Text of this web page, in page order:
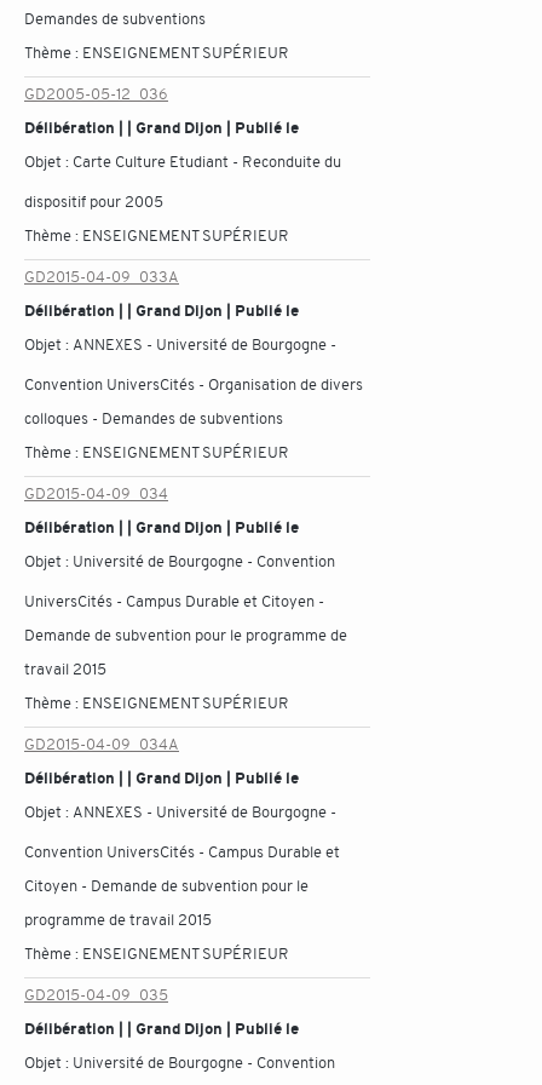
Demandes de subventions
Thème : ENSEIGNEMENT SUPÉRIEUR
GD2005-05-12_036
Délibération | | Grand Dijon | Publié le
Objet : Carte Culture Etudiant - Reconduite du
dispositif pour 2005
Thème : ENSEIGNEMENT SUPÉRIEUR
GD2015-04-09_033A
Délibération | | Grand Dijon | Publié le
Objet : ANNEXES - Université de Bourgogne -
Convention UniversCités - Organisation de divers
colloques - Demandes de subventions
Thème : ENSEIGNEMENT SUPÉRIEUR
GD2015-04-09_034
Délibération | | Grand Dijon | Publié le
Objet : Université de Bourgogne - Convention
UniversCités - Campus Durable et Citoyen -
Demande de subvention pour le programme de
travail 2015
Thème : ENSEIGNEMENT SUPÉRIEUR
GD2015-04-09_034A
Délibération | | Grand Dijon | Publié le
Objet : ANNEXES - Université de Bourgogne -
Convention UniversCités - Campus Durable et
Citoyen - Demande de subvention pour le
programme de travail 2015
Thème : ENSEIGNEMENT SUPÉRIEUR
GD2015-04-09_035
Délibération | | Grand Dijon | Publié le
Objet : Université de Bourgogne - Convention